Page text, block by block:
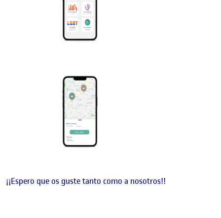
¡¡Espero que os guste tanto como a nosotros!!